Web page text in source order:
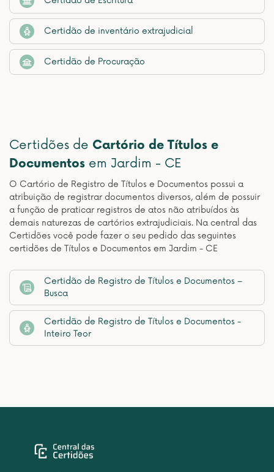
Certidão de inventário extrajudicial
Certidão de Procuração
Certidões de Cartório de Títulos e
Documentos em Jardim - CE
O Cartório de Registro de Títulos e Documentos possui a
atribuição de registrar documentos diversos, além de possuir
a função de praticar registros de atos não atribuídos às
demais naturezas de cartórios extrajudiciais. Na central das
Certidões você pode fazer o seu pedido das seguintes
certidões de Títulos e Documentos em Jardim - CE
Certidão de Registro de Títulos e Documentos –
Busca
Certidão de Registro de Títulos e Documentos -
Inteiro Teor